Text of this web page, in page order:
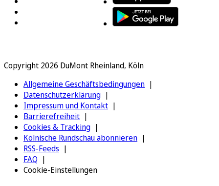
Copyright 2026 DuMont Rheinland, Köln
Allgemeine Geschäftsbedingungen
Datenschutzerklärung
Impressum und Kontakt
Barrierefreiheit
Cookies & Tracking
Kölnische Rundschau abonnieren
RSS-Feeds
FAQ
Cookie-Einstellungen